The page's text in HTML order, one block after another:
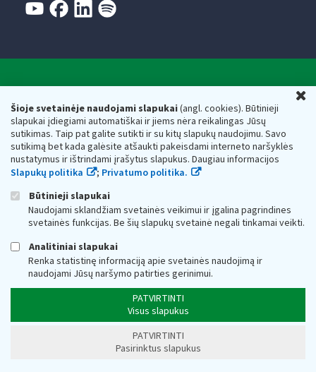
Šioje svetainėje naudojami slapukai(angl. cookies). Būtinieji
slapukai įdiegiami automatiškai ir jiems nėra reikalingas Jūsų
sutikimas. Taip pat galite sutikti ir su kitų slapukų naudojimu. Savo
sutikimą bet kada galėsite atšaukti pakeisdami interneto naršyklės
nustatymus ir ištrindami įrašytus slapukus. Daugiau informacijos
Slapukų politika
; Privatumo politika.
Būtinieji slapukai
Naudojami sklandžiam svetainės veikimui ir įgalina pagrindines
svetainės funkcijas. Be šių slapukų svetainė negali tinkamai veikti.
Analitiniai slapukai
Renka statistinę informaciją apie svetainės naudojimą ir
naudojami Jūsų naršymo patirties gerinimui.
PATVIRTINTI
Visus slapukus
PATVIRTINTI
Pasirinktus slapukus
Valstybinė mokesčių inspekcija prie Lietuvos
Respublikos finansų ministerijos
Biudžetinė įstaiga. Juridinio asmens kodas — 188659752,
adresas: Vasario 16-osios g. 14, 01107 Vilnius, Lietuva, el.paštas:
vmi@vmi.lt, E. pristatymo dėžutės adresas 188659752
Duomenys apie Valstybinę mokesčių inspekciją prie Lietuvos
Respublikos finansų ministerijos kaupiami ir saugomi Juridinių